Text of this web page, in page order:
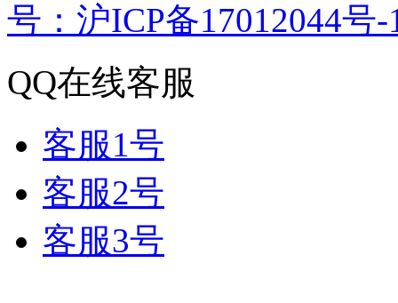
号：沪ICP备17012044号-
QQ在线客服
客服1号
客服2号
客服3号